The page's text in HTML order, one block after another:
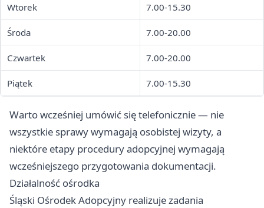
Wtorek 7.00-15.30
Środa 7.00-20.00
Czwartek 7.00-20.00
Piątek 7.00-15.30
Warto wcześniej umówić się telefonicznie — nie
wszystkie sprawy wymagają osobistej wizyty, a
niektóre etapy procedury adopcyjnej wymagają
wcześniejszego przygotowania dokumentacji.
Działalność ośrodka
Śląski Ośrodek Adopcyjny realizuje zadania